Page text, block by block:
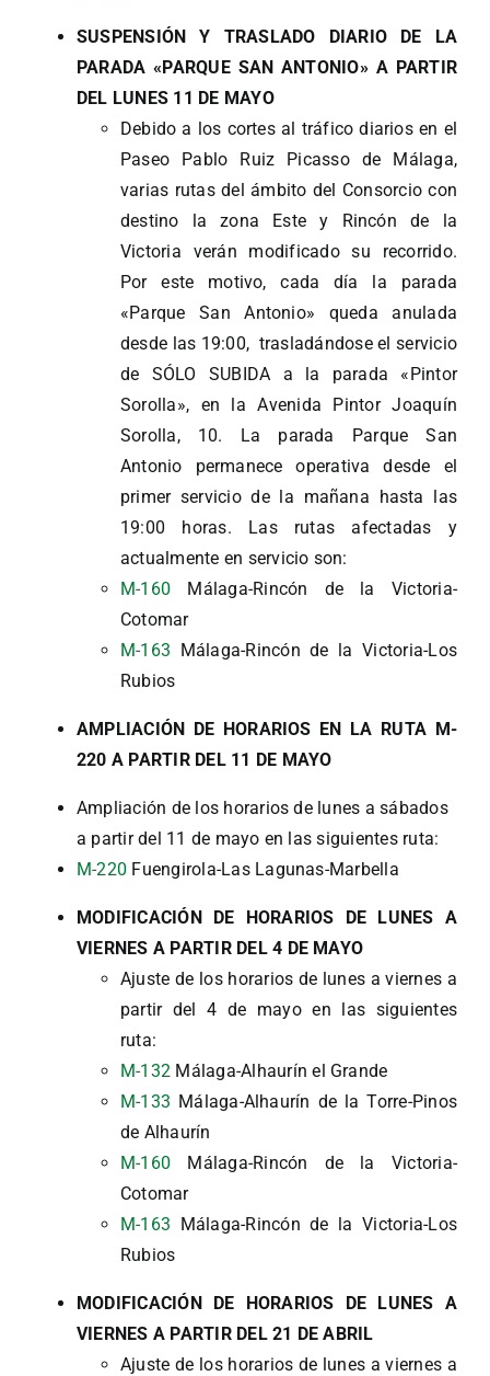
SUSPENSIÓN Y TRASLADO DIARIO DE LA
PARADA «PARQUE SAN ANTONIO» A PARTIR
DEL LUNES 11 DE MAYO
Debido a los cortes al tráfico diarios en el
Paseo Pablo Ruiz Picasso de Málaga,
varias rutas del ámbito del Consorcio con
destino la zona Este y Rincón de la
Victoria verán modificado su recorrido.
Por este motivo, cada día la parada
«Parque San Antonio» queda anulada
desde las 19:00, trasladándose el servicio
de SÓLO SUBIDA a la parada «Pintor
Sorolla», en la Avenida Pintor Joaquín
Sorolla, 10. La parada Parque San
Antonio permanece operativa desde el
primer servicio de la mañana hasta las
19:00 horas. Las rutas afectadas y
actualmente en servicio son:
M-160 Málaga-Rincón de la Victoria-
Cotomar
M-163 Málaga-Rincón de la Victoria-Los
Rubios
AMPLIACIÓN DE HORARIOS EN LA RUTA M-
220 A PARTIR DEL 11 DE MAYO
Ampliación de los horarios de lunes a sábados
a partir del 11 de mayo en las siguientes ruta:
M-220 Fuengirola-Las Lagunas-Marbella
MODIFICACIÓN DE HORARIOS DE LUNES A
VIERNES A PARTIR DEL 4 DE MAYO
Ajuste de los horarios de lunes a viernes a
partir del 4 de mayo en las siguientes
ruta:
M-132 Málaga-Alhaurín el Grande
M-133 Málaga-Alhaurín de la Torre-Pinos
de Alhaurín
M-160 Málaga-Rincón de la Victoria-
Cotomar
M-163 Málaga-Rincón de la Victoria-Los
Rubios
MODIFICACIÓN DE HORARIOS DE LUNES A
VIERNES A PARTIR DEL 21 DE ABRIL
Ajuste de los horarios de lunes a viernes a